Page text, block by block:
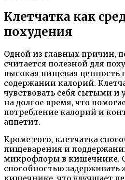
Клетчатка как
похудения
Одной из главных причин,
считается полезной для
высокая пищевая ценность
содержании калорий.
чувствовать себя сытыми и
на долгое время, что
потребление калорий и
аппетит.
Кроме того, клетчатка
пищеварения и
микрофлоры в кишечнике.
способностью задерживать